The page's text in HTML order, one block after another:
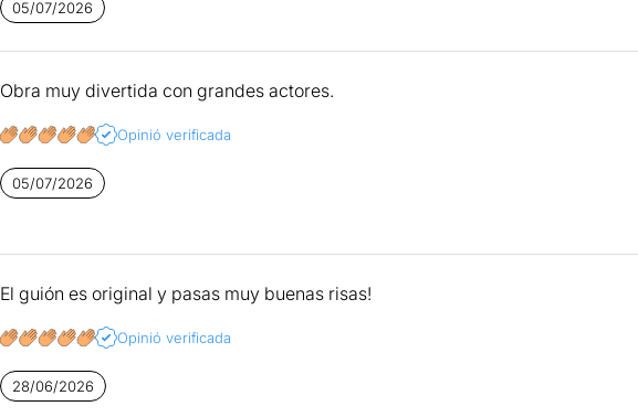
05/07/2026
Obra muy divertida con grandes actores.
Opinió verificada
05/07/2026
El guión es original y pasas muy buenas risas!
Opinió verificada
28/06/2026